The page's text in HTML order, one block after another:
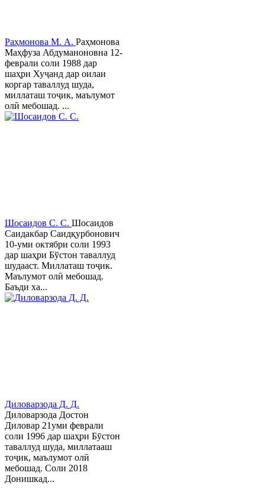
Раҳмонова М. А. Раҳмонова
Маҳфуза Абдуманоновна 12-
феврали соли 1988 дар
шаҳри Хуҷанд дар оилаи
коргар таваллуд шуда,
миллаташ тоҷик, маълумот
олӣ мебошад. ...
Шосаидов С. С. Шосаидов
Саидакбар Саидқурбонович
10-уми октябри соли 1993
дар шаҳри Бўстон таваллуд
шудааст. Миллаташ тоҷик.
Маълумот олӣ мебошад.
Баъди ха...
Диловарзода Д. Д.
Диловарзода Достон
Диловар 21уми феврали
соли 1996 дар шаҳри Бӯстон
таваллуд шуда, миллатааш
тоҷик, маълумот олӣ
мебошад. Соли 2018
Донишкад...